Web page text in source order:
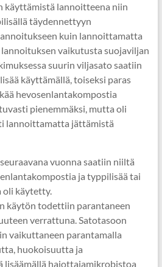
käyttämistä lannoitteena niin
täydennettyyn
kuin lannoittamatta
vaikutusta suojaviljan
suurin viljasato saatiin
käyttämällä, toiseksi paras
hevosenlantakompostia
pienemmäksi, mutta oli
lannoittamatta jättämistä
vuonna saatiin niiltä
ja typpilisää tai
oli käytetty.
käytön todettiin parantaneen
verrattuna. Satotasoon
vaikuttaneen parantamalla
huokoisuutta ja
lisäämällä hajottajamikrobistoa